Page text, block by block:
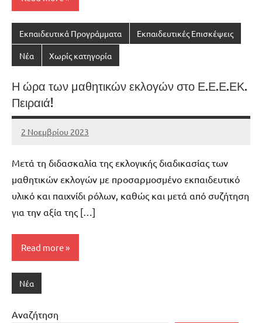
Εκπαιδευτικά Προγράμματα Εκπαιδευτικές Επισκέψεις
Νέα Χωρίς κατηγορία
Η ώρα των μαθητικών εκλογών στο Ε.Ε.Ε.ΕΚ.
Πειραιά!
2 Νοεμβρίου 2023
admin
No
Μετά τη διδασκαλία της εκλογικής διαδικασίας των
μαθητικών εκλογών με προσαρμοσμένο εκπαιδευτικό
υλικό και παιχνίδι ρόλων, καθώς και μετά από συζήτηση
για την αξία της […]
Read more
Νέα
Αναζήτηση